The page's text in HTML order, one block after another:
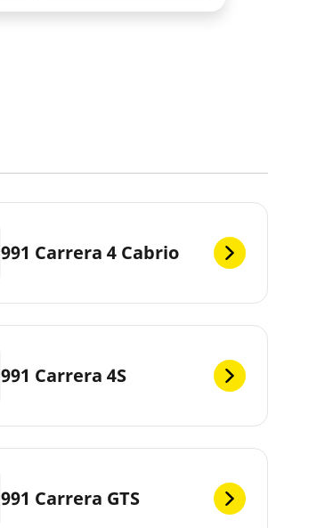
991 Carrera 4 Cabrio
991 Carrera 4S
991 Carrera GTS